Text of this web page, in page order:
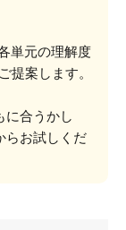
単元の理解度
提案します。
に合うかし
らお試しくだ